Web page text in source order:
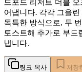
드포드 리저브 더블
어냅니다. 각각 그을
독특한 방식으로, 두
토스트해 추가로 부드
냅니다.
링크 복사 저장